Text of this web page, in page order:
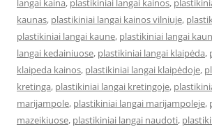
langai kaina, plastikiniai langai kainos,
kaunas, plastikiniai langai kainos vilniuje,
plastikiniai langai kaune, plastikiniai langai
langai kedainiuose, plastikiniai langai klaipėda,
klaipeda kainos, plastikiniai langai klaipėdoje,
kretinga, plastikiniai langai kretingoje,
marijampole, plastikiniai langai marijampoleje,
mazeikiuose, plastikiniai langai naudoti,